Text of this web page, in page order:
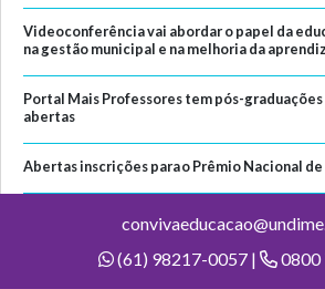
Videoconferência vai abordar o papel da
na gestão municipal e na melhoria da
Portal Mais Professores tem pós-
abertas
Abertas inscrições para o Prêmio Nacional de
(61) 98217-0057 |
0800